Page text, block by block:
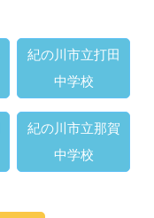
紀の川市立打田
中学校
紀の川市立那賀
中学校